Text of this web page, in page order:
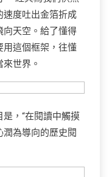
速度吐出金箔折成
向天空。給了懂得
用這個框架，往懂
世界。
，“在閱讀中觸摸
為導向的歷史閱